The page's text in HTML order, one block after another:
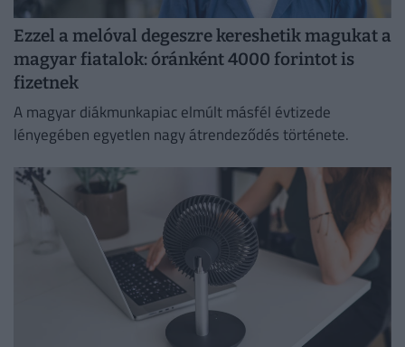
Ezzel a melóval degeszre kereshetik magukat a
magyar fiatalok: óránként 4000 forintot is
fizetnek
A magyar diákmunkapiac elmúlt másfél évtizede
lényegében egyetlen nagy átrendeződés története.